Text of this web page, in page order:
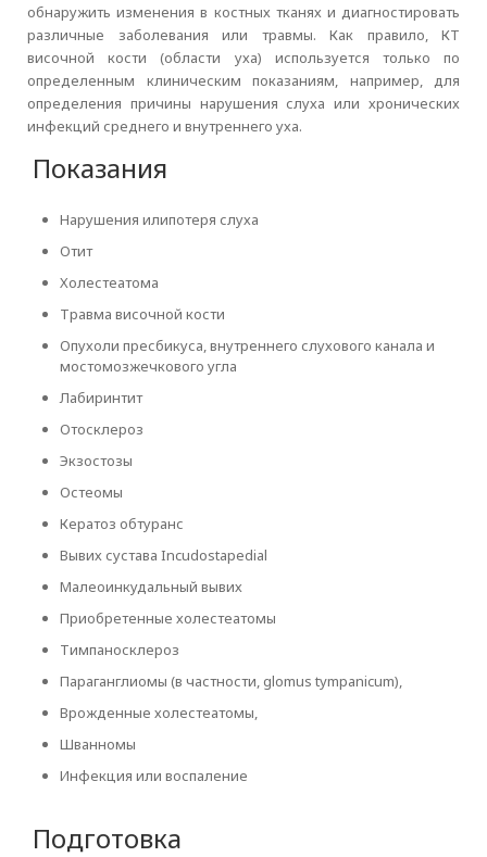
обнаружить изменения в костных тканях и диагностировать
различные заболевания или травмы. Как правило, КТ
височной кости (области уха) используется только по
определенным клиническим показаниям, например, для
определения причины нарушения слуха или хронических
инфекций среднего и внутреннего уха.
Показания
Нарушения илипотеря слуха
Отит
Холестеатома
Травма височной кости
Опухоли пресбикуса, внутреннего слухового канала и
мостомозжечкового угла
Лабиринтит
Отосклероз
Экзостозы
Остеомы
Кератоз обтуранс
Вывих сустава Incudostapedial
Малеоинкудальный вывих
Приобретенные холестеатомы
Тимпаносклероз
Параганглиомы (в частности, glomus tympanicum),
Врожденные холестеатомы,
Шванномы
Инфекция или воспаление
Подготовка